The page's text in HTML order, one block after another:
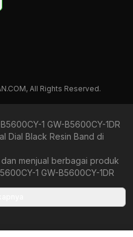
All Rights Reserved.
1 GW-B5600CY-1DR
Dial Black Resin Band di
dan menjual berbagai produk
1 GW-B5600CY-1DR
penawaran terbaik bagi
jam tangan original,